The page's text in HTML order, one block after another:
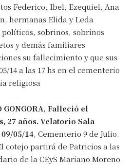
Federico, Ibel, Ezequiel, Ana
hermanas Elida y Leda
sobrinos, sobrinos
y demás familiares
su fallecimiento y que sus
14 a las 17 hs en el cementerio
religiosa
GONGORA, Falleció el
27 años. Velatorio Sala
05/14, Cementerio 9 de Julio.
cotejo partirá de Patricios a las
de la CEyS Mariano Moreno